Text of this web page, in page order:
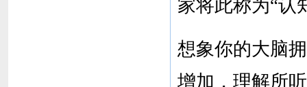
家将此称为“认
想象你的大脑
增加，理解所